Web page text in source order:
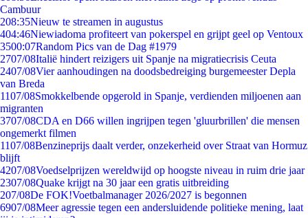
Cambuur
208:35Nieuw te streamen in augustus
404:46Niewiadoma profiteert van pokerspel en grijpt geel op Ventoux
3500:07Random Pics van de Dag #1979
2707/08Italië hindert reizigers uit Spanje na migratiecrisis Ceuta
2407/08Vier aanhoudingen na doodsbedreiging burgemeester Depla
van Breda
1107/08Smokkelbende opgerold in Spanje, verdienden miljoenen aan
migranten
3707/08CDA en D66 willen ingrijpen tegen 'gluurbrillen' die mensen
ongemerkt filmen
1107/08Benzineprijs daalt verder, onzekerheid over Straat van Hormuz
blijft
4207/08Voedselprijzen wereldwijd op hoogste niveau in ruim drie jaar
2307/08Quake krijgt na 30 jaar een gratis uitbreiding
207/08De FOK!Voetbalmanager 2026/2027 is begonnen
6907/08Meer agressie tegen een andersluidende politieke mening, laat